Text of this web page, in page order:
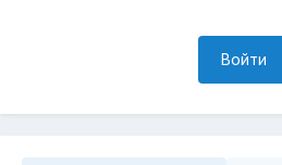
Войти